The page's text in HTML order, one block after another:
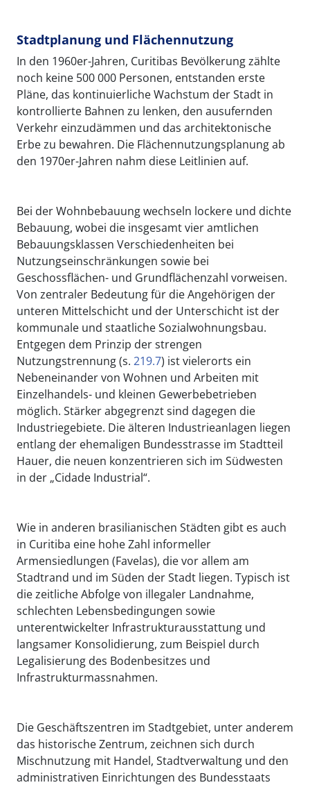
Stadtplanung und Flächennutzung
In den 1960er-Jahren, Curitibas Bevölkerung zählte
noch keine 500 000 Personen, entstanden erste
Pläne, das kontinuierliche Wachstum der Stadt in
kontrollierte Bahnen zu lenken, den ausufernden
Verkehr einzudämmen und das architektonische
Erbe zu bewahren. Die Flächennutzungsplanung ab
den 1970er-Jahren nahm diese Leitlinien auf.
Bei der Wohnbebauung wechseln lockere und dichte
Bebauung, wobei die insgesamt vier amtlichen
Bebauungsklassen Verschiedenheiten bei
Nutzungseinschränkungen sowie bei
Geschossflächen- und Grundflächenzahl vorweisen.
Von zentraler Bedeutung für die Angehörigen der
unteren Mittelschicht und der Unterschicht ist der
kommunale und staatliche Sozialwohnungsbau.
Entgegen dem Prinzip der strengen
Nutzungstrennung (s. 219.7) ist vielerorts ein
Nebeneinander von Wohnen und Arbeiten mit
Einzelhandels- und kleinen Gewerbebetrieben
möglich. Stärker abgegrenzt sind dagegen die
Industriegebiete. Die älteren Industrieanlagen liegen
entlang der ehemaligen Bundesstrasse im Stadtteil
Hauer, die neuen konzentrieren sich im Südwesten
in der „Cidade Industrial“.
Wie in anderen brasilianischen Städten gibt es auch
in Curitiba eine hohe Zahl informeller
Armensiedlungen (Favelas), die vor allem am
Stadtrand und im Süden der Stadt liegen. Typisch ist
die zeitliche Abfolge von illegaler Landnahme,
schlechten Lebensbedingungen sowie
unterentwickelter Infrastrukturausstattung und
langsamer Konsolidierung, zum Beispiel durch
Legalisierung des Bodenbesitzes und
Infrastrukturmassnahmen.
Die Geschäftszentren im Stadtgebiet, unter anderem
das historische Zentrum, zeichnen sich durch
Mischnutzung mit Handel, Stadtverwaltung und den
administrativen Einrichtungen des Bundesstaats